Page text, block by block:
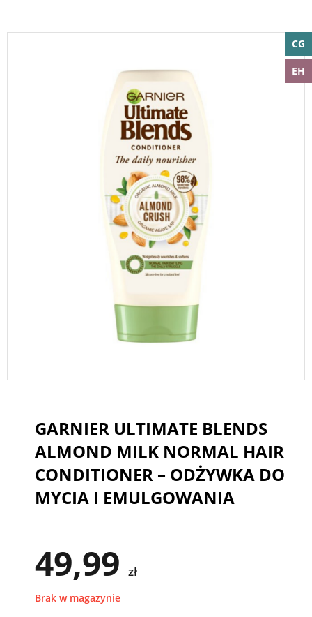
CG
EH
GARNIER ULTIMATE BLENDS
ALMOND MILK NORMAL HAIR
CONDITIONER – ODŻYWKA DO
MYCIA I EMULGOWANIA
49,99 zł
Brak w magazynie